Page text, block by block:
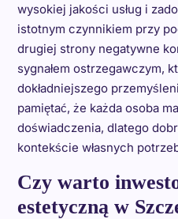
wysokiej jakości usług i
istotnym czynnikiem przy
drugiej strony negatywne
sygnałem ostrzegawczym,
dokładniejszego
pamiętać, że każda osoba
doświadczenia, dlatego
kontekście własnych
Czy warto
estetyczną w